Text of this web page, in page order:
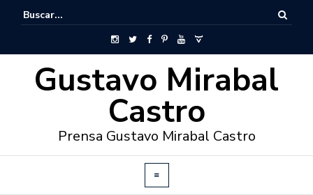
Gustavo Mirabal
Castro
Prensa Gustavo Mirabal Castro